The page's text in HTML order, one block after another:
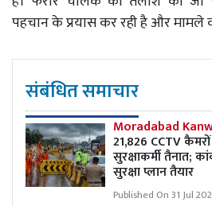
पहचान के प्रयास कर रही है और मामले
संबंधित समाचार
Moradabad
21,826 CCTV कैमरों
सुरक्षाकर्मी तैनात;
सुरक्षा प्लान तैयार
Published On 31 Jul